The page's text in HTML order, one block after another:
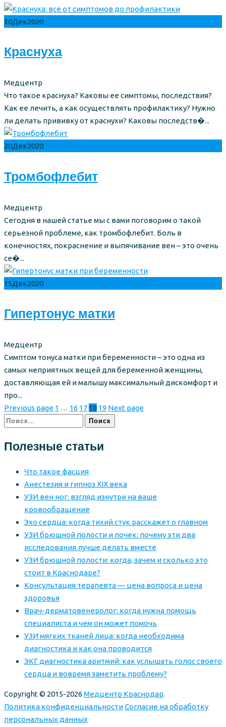
30Дек2020
Краснуха
Author
Медцентр
Что такое краснуха? Каковы ее симптомы, последствия?
Как ее лечить, а как осуществлять профилактику? Нужно
ли делать прививку от краснухи? Каковы последств�...
20Дек2020
Тромбофлебит
Author
Медцентр
Сегодня в нашей статье мы с вами поговорим о такой
серьезной проблеме, как тромбофлебит. Боль в
конечностях, покраснение и выпячивание вен – это очень
се�...
15Дек2020
Гипертонус матки
Author
Медцентр
Симптом тонуса матки при беременности – это одна из
самых неприятных вещей для беременной женщины,
доставляющая ей и малышу максимальный дискомфорт и
про...
Previous page 1 … 16 17 18 19 Next page
Найти:
Полезные статьи
Что такое фасция
Анестезия и гипноз XIX века
УЗИ вен ног: взгляд изнутри на ваше
кровообращение
Эхо сердца: когда тихий стук расскажет о главном
УЗИ брюшной полости и почек: почему эти два
исследования лучше делать вместе
УЗИ брюшной полости: когда, зачем и сколько это
стоит в Краснодаре?
Консультация терапевта — цена вопроса и цена
здоровья
Врач-дерматовенеролог: когда нужна помощь
специалиста и чем он может помочь
УЗИ мягких тканей лица: когда необходима
диагностика и как она проводится
ЭКГ диагностика аритмий: как услышать голос своего
сердца и вовремя заметить проблему?
Copyright © 2015-2026 Медцентр Краснодар.
Политика конфиденциальностиСогласие на обработку
персональных данных